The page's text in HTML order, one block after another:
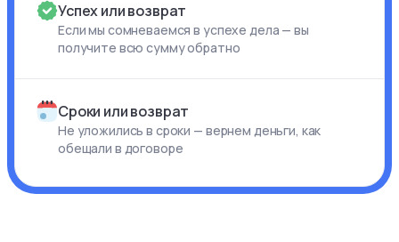
Успех или возврат
Если мы сомневаемся в успехе дела — вы
получите всю сумму обратно
Сроки или возврат
Не уложились в сроки — вернем деньги, как
обещали в договоре